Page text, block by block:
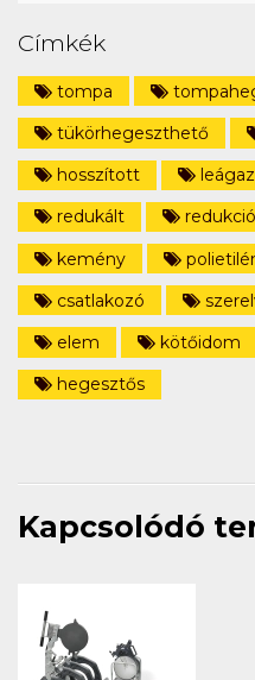
Címkék
tompa
tükörhegeszthető
hosszított
redukált
redukció
kemény
csatlakozó
elem
kötőidom
hegesztős
Kapcsolódó